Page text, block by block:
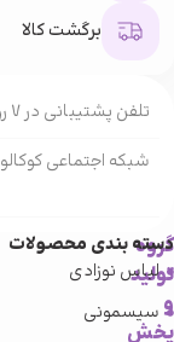
برگشت کالا
گروه
تولید
و
پخش
دسته بندی محصولات
لباس نوزادی
سیسمونی
تلفن پشتیبانی در 7 روز هفته ساعت 8 -19
شبکه‌ اجتماعی کوکالو